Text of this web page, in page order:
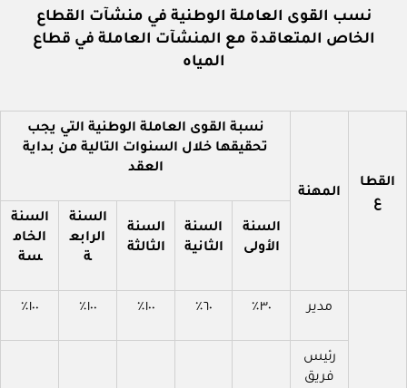
نسب القوى العاملة الوطنية في منشآت القطاع
الخاص المتعاقدة مع المنشآت العاملة في قطاع
المياه
القطا
ع
المهنة
نسبة القوى العاملة الوطنية التي يجب
تحقيقها خلال السنوات التالية من بداية
العقد
السنة
الأولى
السنة
الثانية
السنة
الثالثة
السنة
الرابع
ة
السنة
الخام
سة
مدير ٣٠٪ ٦٠٪ ١٠٠٪ ١٠٠٪ ١٠٠٪
رئيس
فريق